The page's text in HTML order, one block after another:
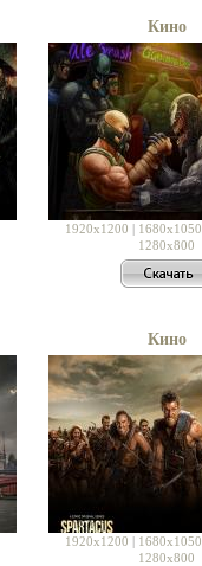
Кино
1920x1200 | 1680x1050
1280x800
Кино
1920x1200 | 1680x1050
1280x800